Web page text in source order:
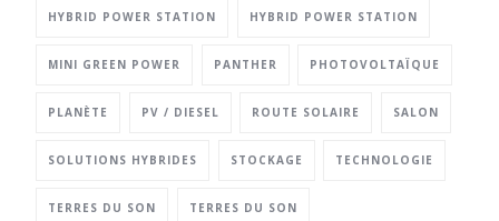
HYBRID POWER STATION HYBRID POWER STATION
MINI GREEN POWER PANTHER PHOTOVOLTAÏQUE
PLANÈTE PV / DIESEL ROUTE SOLAIRE SALON
SOLUTIONS HYBRIDES STOCKAGE TECHNOLOGIE
TERRES DU SON TERRES DU SON